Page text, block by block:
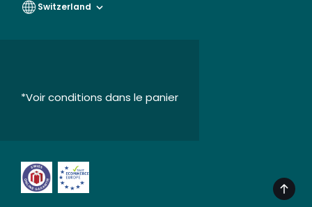
Switzerland
*Voir conditions dans le panier